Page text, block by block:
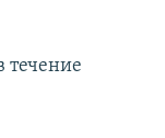
течение